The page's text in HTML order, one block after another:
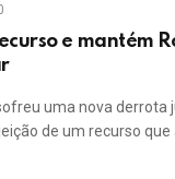
e mantém
uma nova derrota
de um recurso que